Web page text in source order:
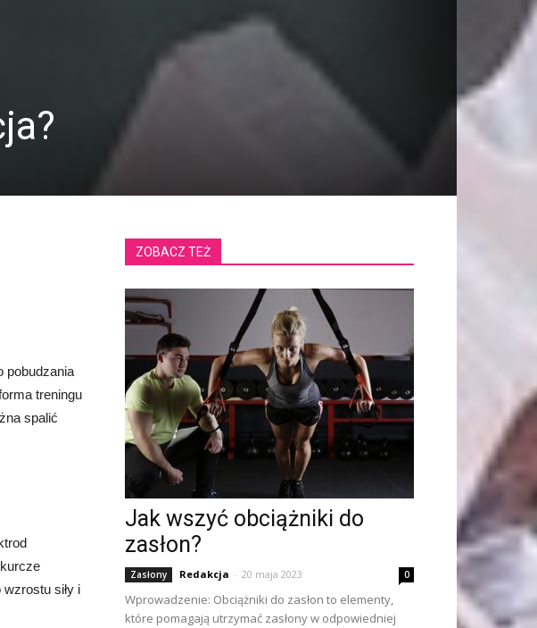
pobudzania
treningu
spalić
siły i
ZOBACZ TEŻ
Jak wszyć obciążniki do
zasłon?
Zasłony Redakcja - 20 maja 2023 0
Wprowadzenie: Obciążniki do zasłon to elementy,
które pomagają utrzymać zasłony w odpowiedniej